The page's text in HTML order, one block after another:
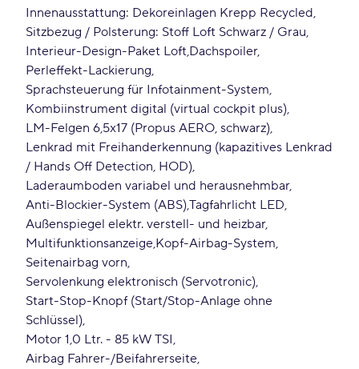
Innenausstattung: Dekoreinlagen Krepp Recycled
Sitzbezug / Polsterung: Stoff Loft Schwarz / Grau
Interieur-Design-Paket Loft Dachspoiler
Perleffekt-Lackierung
Sprachsteuerung für Infotainment-System
Kombiinstrument digital (virtual cockpit plus)
LM-Felgen 6 5x17 (Propus AERO, schwarz)
Lenkrad mit Freihanderkennung (kapazitives Lenkrad
/ Hands Off Detection, HOD)
Laderaumboden variabel und herausnehmbar
Anti-Blockier-System (ABS)Tagfahrlicht LED
Außenspiegel elektr. verstell- und heizbar
Multifunktionsanzeige Kopf-Airbag-System
Seitenairbag vorn
Servolenkung elektronisch (Servotronic)
Start-Stop-Knopf (Start/Stop-Anlage ohne
Schlüssel)
Motor 1 0 Ltr. - 85 kW TSI
Airbag Fahrer-/Beifahrerseite